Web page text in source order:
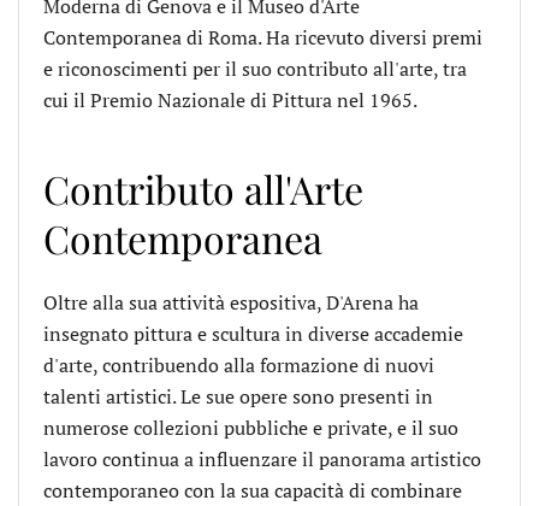
Moderna di Genova e il Museo d'Arte
Contemporanea di Roma. Ha ricevuto diversi premi
e riconoscimenti per il suo contributo all'arte, tra
cui il Premio Nazionale di Pittura nel 1965.
Contributo all'Arte
Contemporanea
Oltre alla sua attività espositiva, D'Arena ha
insegnato pittura e scultura in diverse accademie
d'arte, contribuendo alla formazione di nuovi
talenti artistici. Le sue opere sono presenti in
numerose collezioni pubbliche e private, e il suo
lavoro continua a influenzare il panorama artistico
contemporaneo con la sua capacità di combinare